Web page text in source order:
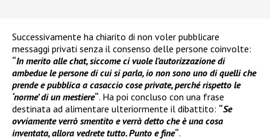
Successivamente ha chiarito di non voler pubblicare
messaggi privati senza il consenso delle persone coinvolte:
“In merito alle chat, siccome ci vuole l’autorizzazione di
ambedue le persone di cui si parla, io non sono uno di quelli che
prende e pubblica a casaccio cose private, perché rispetto le
‘norme’ di un mestiere“. Ha poi concluso con una frase
destinata ad alimentare ulteriormente il dibattito: “Se
ovviamente verrò smentito e verrà detto che è una cosa
inventata, allora vedrete tutto. Punto e fine“.